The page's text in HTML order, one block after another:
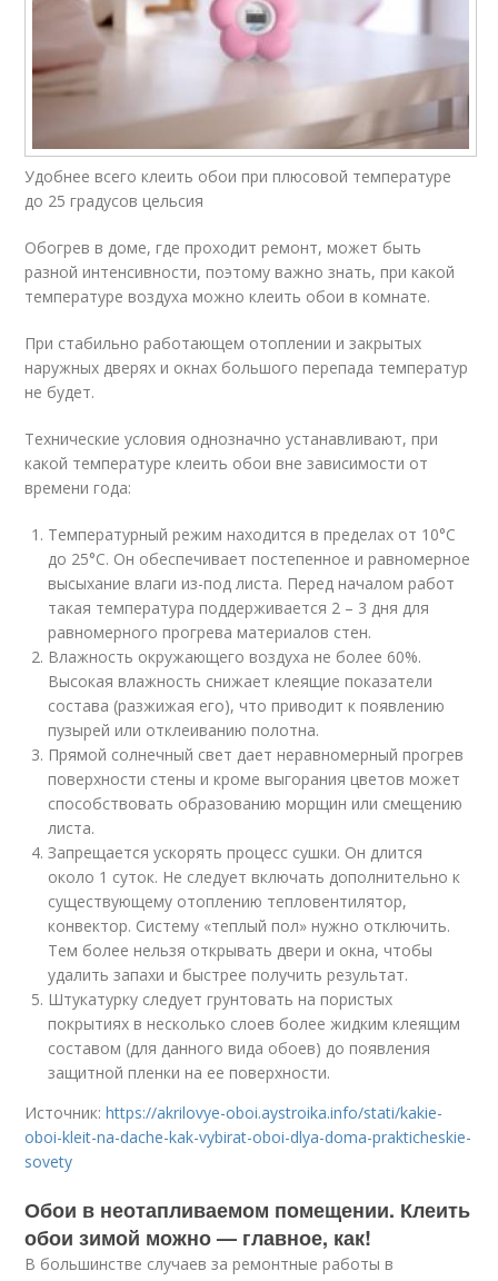
Удобнее всего клеить обои при плюсовой температуре
до 25 градусов цельсия
Обогрев в доме, где проходит ремонт, может быть
разной интенсивности, поэтому важно знать, при какой
температуре воздуха можно клеить обои в комнате.
При стабильно работающем отоплении и закрытых
наружных дверях и окнах большого перепада температур
не будет.
Технические условия однозначно устанавливают, при
какой температуре клеить обои вне зависимости от
времени года:
Температурный режим находится в пределах от 10°С
до 25°С. Он обеспечивает постепенное и равномерное
высыхание влаги из-под листа. Перед началом работ
такая температура поддерживается 2 – 3 дня для
равномерного прогрева материалов стен.
Влажность окружающего воздуха не более 60%.
Высокая влажность снижает клеящие показатели
состава (разжижая его), что приводит к появлению
пузырей или отклеиванию полотна.
Прямой солнечный свет дает неравномерный прогрев
поверхности стены и кроме выгорания цветов может
способствовать образованию морщин или смещению
листа.
Запрещается ускорять процесс сушки. Он длится
около 1 суток. Не следует включать дополнительно к
существующему отоплению тепловентилятор,
конвектор. Систему «теплый пол» нужно отключить.
Тем более нельзя открывать двери и окна, чтобы
удалить запахи и быстрее получить результат.
Штукатурку следует грунтовать на пористых
покрытиях в несколько слоев более жидким клеящим
составом (для данного вида обоев) до появления
защитной пленки на ее поверхности.
Источник:https://akrilovye-oboi.aystroika.info/stati/kakie-
oboi-kleit-na-dache-kak-vybirat-oboi-dlya-doma-prakticheskie-
sovety
Обои в неотапливаемом помещении. Клеить
обои зимой можно — главное, как!
В большинстве случаев за ремонтные работы в